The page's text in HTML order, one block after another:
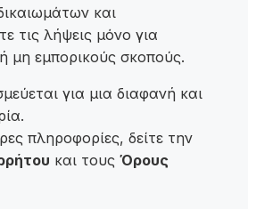
και
τις λήψεις μόνο για
μη εμπορικούς σκοπούς.
για μια διαφανή και
πληροφορίες, δείτε την
και τους Όρους